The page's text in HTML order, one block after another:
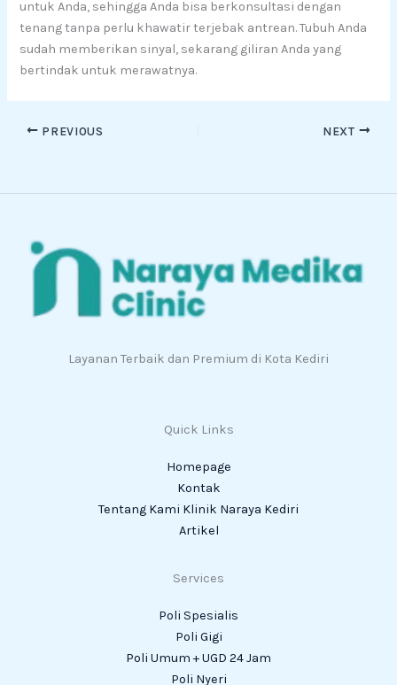
untuk Anda, sehingga Anda bisa berkonsultasi dengan
tenang tanpa perlu khawatir terjebak antrean. Tubuh Anda
sudah memberikan sinyal, sekarang giliran Anda yang
bertindak untuk merawatnya.
PREVIOUS NEXT
Layanan Terbaik dan Premium di Kota Kediri
Quick Links
Homepage
Kontak
Tentang Kami Klinik Naraya Kediri
Artikel
Services
Poli Spesialis
Poli Gigi
Poli Umum + UGD 24 Jam
Poli Nyeri